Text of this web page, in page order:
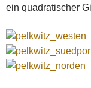
ein quadratischer